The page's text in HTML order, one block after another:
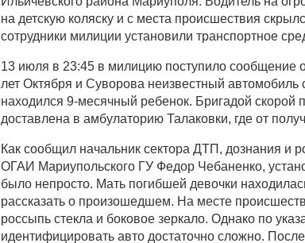
на детскую коляску и с места происшествия
сотрудники милиции установили транспортное
13 июля в 23:45 в милицию поступило сообщение
лет Октября и Суворова неизвестный автомобиль
находился 9-месячный ребенок. Бригадой
доставлена в амбулаторию Талаковки, где от
Как сообщил начальник сектора ДТП, дознания и
ОГАИ Мариупольского ГУ Федор Чебаненко,
было непросто. Мать погибшей девочки
рассказать о произошедшем. На месте
россыпь стекла и боковое зеркало. Однако по
идентифицировать авто достаточно сложно.